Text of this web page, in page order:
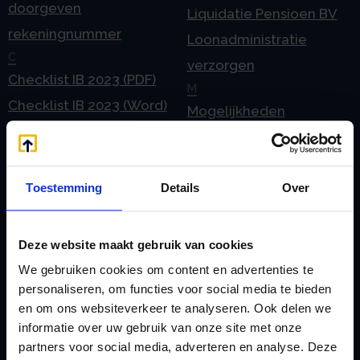
Toestemming Details Over
Deze website maakt gebruik van cookies
We gebruiken cookies om content en advertenties te
personaliseren, om functies voor social media te bieden
en om ons websiteverkeer te analyseren. Ook delen we
informatie over uw gebruik van onze site met onze
partners voor social media, adverteren en analyse. Deze
doorgeven
rekeningnummer
C
Checklist IB 2023 (PDF)
Checklist IB 2023 (Word)
Checklist IB 2024 (PDF)
Checklist IB 2024 (Word)
Checklist IB 2025 (PDF)
Checklist IB 2025 (Word)
eHerkenning voor uw
Stamrecht BV
Emigratie
Liquidatie Pensioen BV
Loonadministratie
verzorgen
M
Mogelijkheden
Stamrecht BV
ODV BV
Stamrecht BV
Oprichten BV door
StamrechtBV.com